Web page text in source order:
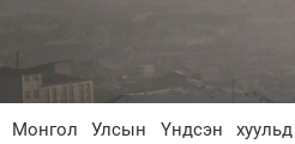
Нийгэм
Монгол Улсын Үндсэн